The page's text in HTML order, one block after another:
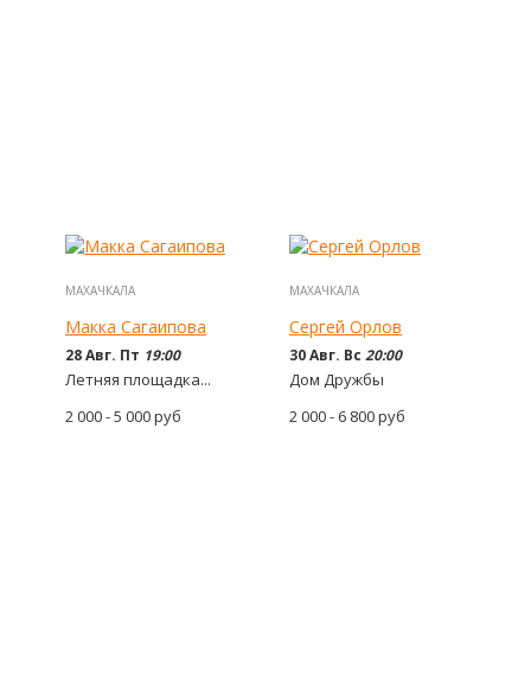
МАХАЧКАЛА
Макка Сагаипова
28 Авг. Пт 19:00
Летняя площадка...
2 000 - 5 000руб
МАХАЧКАЛА
Сергей Орлов
30 Авг. Вс 20:00
Дом Дружбы
2 000 - 6 800руб